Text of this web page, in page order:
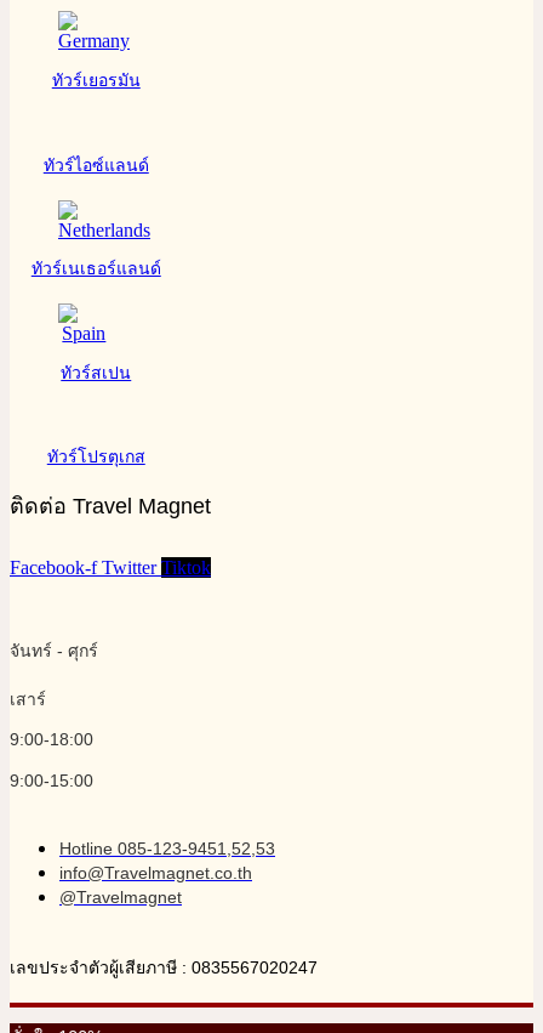
ทัวร์เยอรมัน
ทัวร์ไอซ์แลนด์
ทัวร์เนเธอร์แลนด์
ทัวร์สเปน
ทัวร์โปรตุเกส
ติดต่อ Travel Magnet
Facebook-f Twitter Tiktok
จันทร์ - ศุกร์
เสาร์
9:00-18:00
9:00-15:00
Hotline 085-123-9451,52,53
info@Travelmagnet.co.th
@Travelmagnet
เลขประจำตัวผู้เสียภาษี : 0835567020247